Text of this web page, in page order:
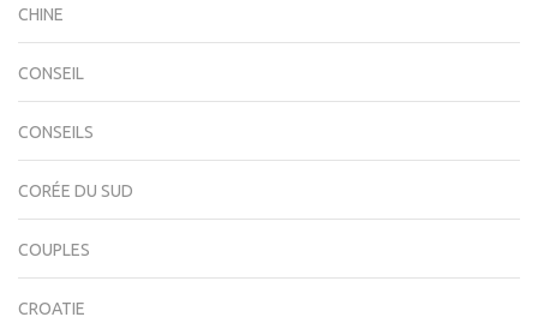
CHINE
CONSEIL
CONSEILS
CORÉE DU SUD
COUPLES
CROATIE